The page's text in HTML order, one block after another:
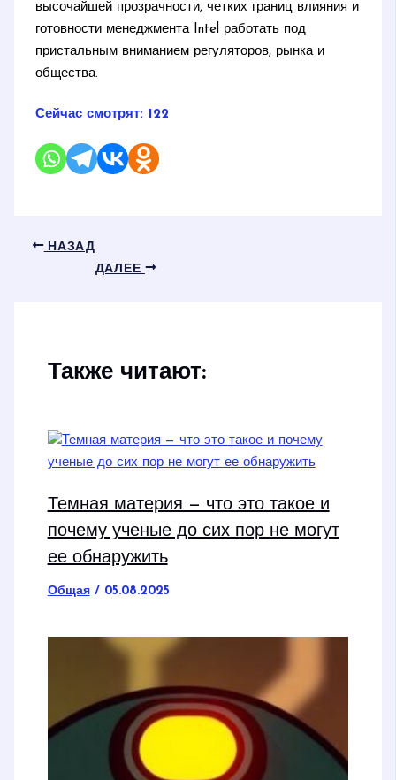
высочайшей прозрачности, четких границ влияния и
готовности менеджмента Intel работать под
пристальным вниманием регуляторов, рынка и
общества.
Сейчас смотрят: 122
НАЗАД
ДАЛЕЕ
Также читают:
Темная материя — что это такое и
почему ученые до сих пор не могут
ее обнаружить
Общая/ 05.08.2025